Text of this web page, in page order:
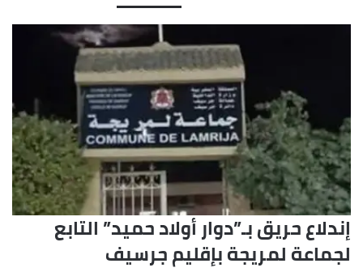
إندلاع حريق بـ”دوار أولاد حميد” التابع
لجماعة لمريجة بإقليم جرسيف